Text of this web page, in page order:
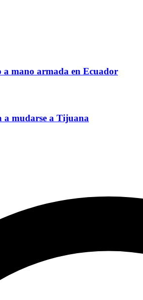
mano armada en Ecuador
a mudarse a Tijuana